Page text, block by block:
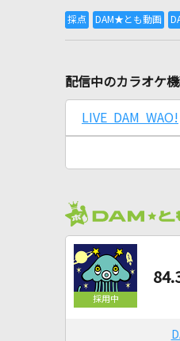
配信中のカラオケ
LIVE DAM WAO!